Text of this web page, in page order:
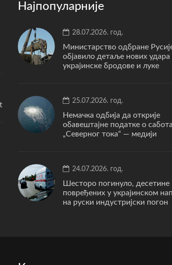
Најпопуларније
28.07.2026. год.
Министарство одбране
објавило детаље нових удара
украјинске бродове и луке
25.07.2026. год.
Немачка одбија да открије
обавештајне податке о
„Северног тока“ — медији
24.07.2026. год.
Шесторо погинуло, десетине
повређених у украјинском
на руски индустријски погон